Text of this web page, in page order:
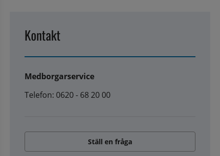
Kontakt
Medborgarservice
Telefon: 0620 - 68 20 00
Ställ en fråga